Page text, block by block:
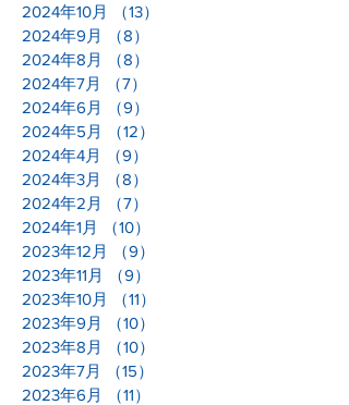
2024年10月
（13）
2024年9月
（8）
2024年8月
（8）
2024年7月
（7）
2024年6月
（9）
2024年5月
（12）
2024年4月
（9）
2024年3月
（8）
2024年2月
（7）
2024年1月
（10）
2023年12月
（9）
2023年11月
（9）
2023年10月
（11）
2023年9月
（10）
2023年8月
（10）
2023年7月
（15）
2023年6月
（11）